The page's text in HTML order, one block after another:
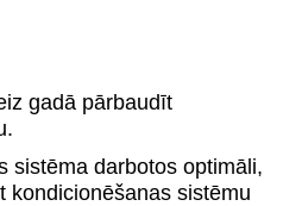
gadā pārbaudīt
sistēma darbotos optimāli,
kondicionēšanas sistēmu